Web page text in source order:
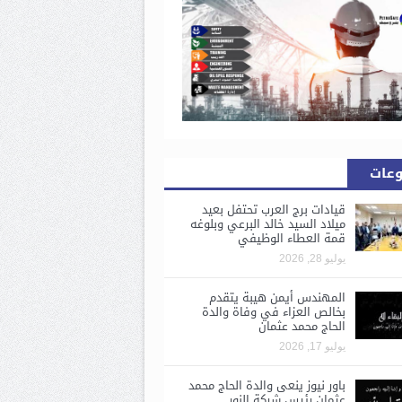
قيادات برج العرب تحتفل بعيد
ميلاد السيد خالد البرعي وبلوغه
قمة العطاء الوظيفي
يوليو 28, 2026
المهندس أيمن هيبة يتقدم
بخالص العزاء في وفاة والدة
الحاج محمد عثمان
يوليو 17, 2026
باور نيوز ينعى والدة الحاج محمد